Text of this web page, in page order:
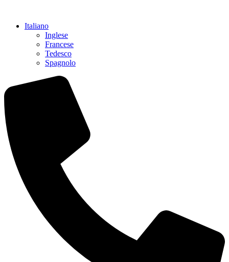
contenutoItaliano
Inglese
Francese
Tedesco
Spagnolo